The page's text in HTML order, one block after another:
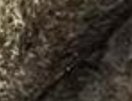
reizen in
en
vakantie,